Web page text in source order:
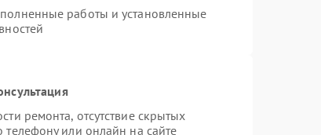
работы и установленные
ремонта, отсутствие скрытых
телефону или онлайн на сайте